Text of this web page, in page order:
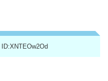
ID:XNTEOw2Od